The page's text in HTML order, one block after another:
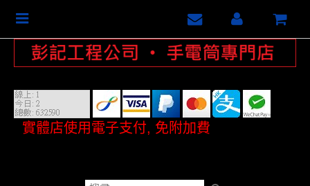
實體店使用電子支付, 免附加費
Toggle